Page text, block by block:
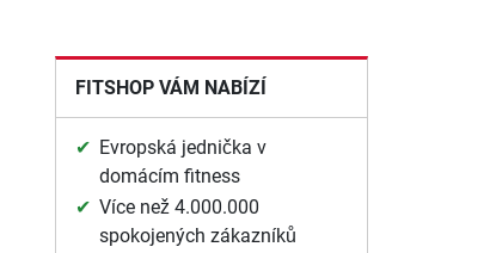
FITSHOP VÁM NABÍZÍ
Evropská jednička v
domácím fitness
Více než 4.000.000
spokojených zákazníků